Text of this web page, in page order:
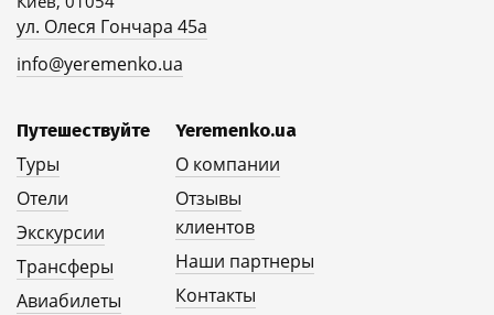
ул. Олеся Гончара 45а
info@yeremenko.ua
Путешествуйте
Туры
Отели
Экскурсии
Трансферы
Авиабилеты
Yeremenko.ua
О компании
Отзывы
клиентов
Наши партнеры
Контакты